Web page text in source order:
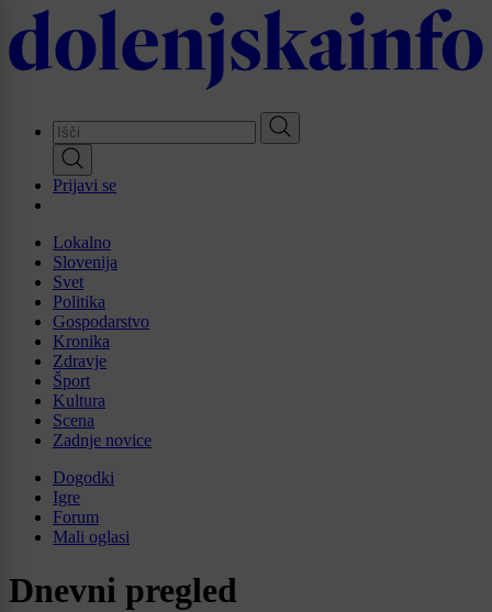
Skip
to
main
Prijavi se
Lokalno
Slovenija
Svet
Politika
Gospodarstvo
Kronika
Zdravje
Šport
Kultura
Scena
Zadnje novice
Dogodki
Igre
Forum
Mali oglasi
Dnevni pregled